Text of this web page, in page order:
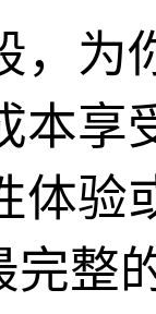
，为
本享
体验
完整